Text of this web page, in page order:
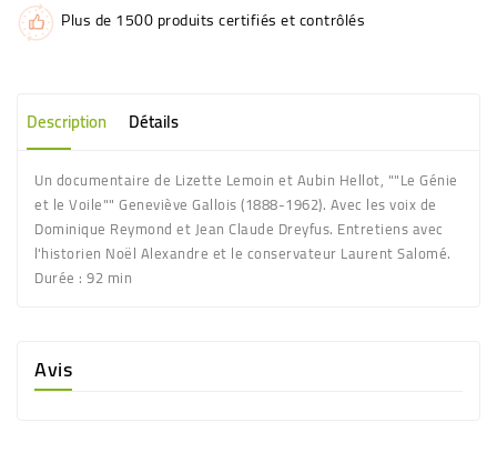
Plus de 1500 produits certifiés et contrôlés
Description Détails
Un documentaire de Lizette Lemoin et Aubin Hellot, ""Le Génie
et le Voile"" Geneviève Gallois (1888-1962). Avec les voix de
Dominique Reymond et Jean Claude Dreyfus. Entretiens avec
l'historien Noël Alexandre et le conservateur Laurent Salomé.
Durée : 92 min
Avis